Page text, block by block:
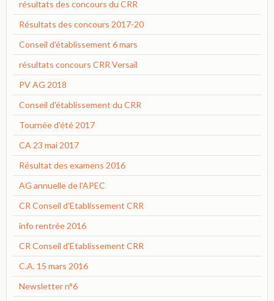
résultats des concours du CRR
Résultats des concours 2017-20
Conseil d'établissement 6 mars
résultats concours CRR Versail
PV AG 2018
Conseil d'établissement du CRR
Tournée d'été 2017
CA 23 mai 2017
Résultat des examens 2016
AG annuelle de l'APEC
CR Conseil d'Etablissement CRR
info rentrée 2016
CR Conseil d'Etablissement CRR
C.A. 15 mars 2016
Newsletter n°6